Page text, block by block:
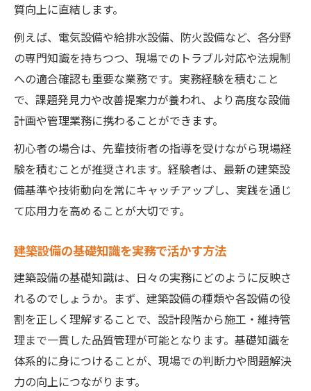
質向上に直結します。
例えば、電気設備や給排水設備、防火設備など、各分野
の専門知識を持ちつつ、現場でのトラブル対応や法規制
への適合確認も重要な業務です。実務経験を積むこと
で、課題発見力や改善提案力が養われ、より高度な設備
計画や管理業務に携わることができます。
初心者の場合は、先輩技術者の指導を受けながら現場経
験を積むことが推奨されます。経験者は、最新の建築設
備基準や技術動向を常にキャッチアップし、実践を通じ
て応用力を高めることが大切です。
建築設備の基礎知識を実務で活かす方法
建築設備の基礎知識は、日々の実務にどのように反映さ
れるのでしょうか。まず、建築設備の種類や各設備の役
割を正しく理解することで、設計段階から施工・維持管
理まで一貫した品質管理が可能となります。基礎知識を
体系的に身につけることが、現場での判断力や問題解決
力の向上につながります。